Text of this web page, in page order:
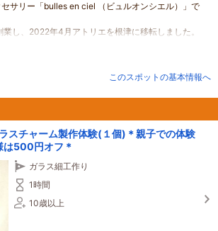
サリー「bulles en ciel （ビュルオンシエル）」で
し、2022年4月アトリエを根津に移転しました。
した枠をお好きな形に整え、お好きな色のガラスを溶
作業をしていただきます。
好みのアクセサリーにしてお渡しします（所要時間
このスポットの基本情報へ
スチャーム製作体験(１個)＊親子での体験
は500円オフ＊
ガラス細工作り
1時間
10歳以上